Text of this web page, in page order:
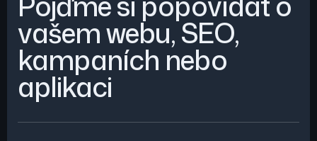
vašem webu, SEO,
kampaních nebo
aplikaci